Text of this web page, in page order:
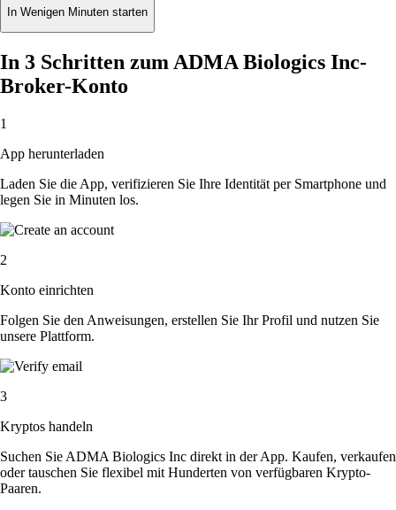
In Wenigen Minuten starten
In 3 Schritten zum ADMA Biologics Inc-
Broker-Konto
1
App herunterladen
Laden Sie die App, verifizieren Sie Ihre Identität per Smartphone und
legen Sie in Minuten los.
2
Konto einrichten
Folgen Sie den Anweisungen, erstellen Sie Ihr Profil und nutzen Sie
unsere Plattform.
3
Kryptos handeln
Suchen Sie ADMA Biologics Inc direkt in der App. Kaufen, verkaufen
oder tauschen Sie flexibel mit Hunderten von verfügbaren Krypto-
Paaren.